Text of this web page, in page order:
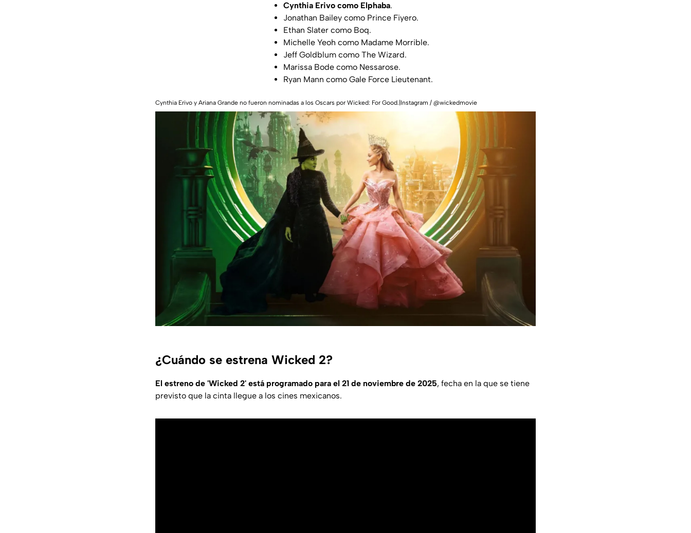
Cynthia Erivo como Elphaba.
Jonathan Bailey como Prince Fiyero.
Ethan Slater como Boq.
Michelle Yeoh como Madame Morrible.
Jeff Goldblum como The Wizard.
Marissa Bode como Nessarose.
Ryan Mann como Gale Force Lieutenant.
Cynthia Erivo y Ariana Grande no fueron nominadas a los Oscars por Wicked: For Good.|Instagram / @wickedmovie
¿Cuándo se estrena Wicked 2?
El estreno de 'Wicked 2' está programado para el 21 de noviembre de 2025, fecha en la que se tiene
previsto que la cinta llegue a los cines mexicanos.